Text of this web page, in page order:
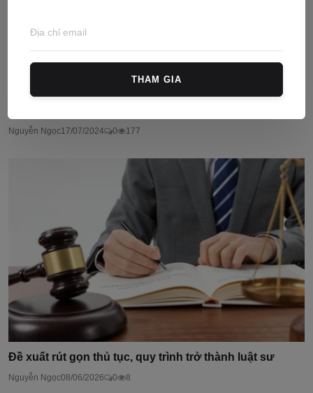
12 Đối tượng được hưởng chính sách hỗ trợ về nhà ở
Nguyễn Ngọc17/07/2024 0 177
Đề xuất rút gọn thủ tục, quy trình trở thành luật sư
Nguyễn Ngọc08/06/2026 0 8
THAM GIA